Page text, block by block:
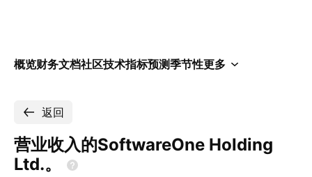
概览财务文档社区技术指标预测季节性更多
返回
营业收入的SoftwareOne Holding
Ltd.。